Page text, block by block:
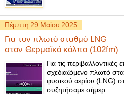
Πέμπτη 29 Μαΐου 2025
Για τον πλωτό σταθμό LNG
στον Θερμαϊκό κόλπο (102fm)
Για τις
σχεδιαζόμενο πλωτό
φυσικού αερίου (LNG)
συζητήσαμε σήμερ...